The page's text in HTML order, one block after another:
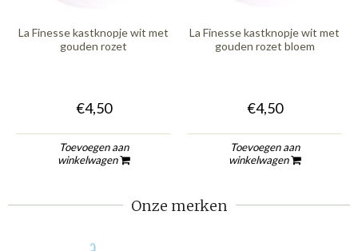
La Finesse kastknopje wit met
gouden rozet
€4,50
Toevoegen aan
winkelwagen
La Finesse kastknopje wit met
gouden rozet bloem
€4,50
Toevoegen aan
winkelwagen
Onze merken